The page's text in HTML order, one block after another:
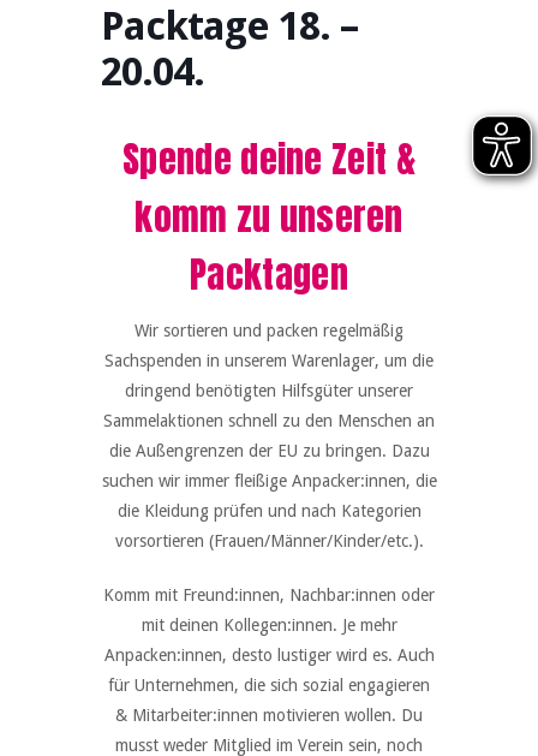
Packtage 18. –
20.04.
Spende deine Zeit &
komm zu unseren
Packtagen
Wir sortieren und packen regelmäßig
Sachspenden in unserem Warenlager, um die
dringend benötigten Hilfsgüter unserer
Sammelaktionen schnell zu den Menschen an
die Außengrenzen der EU zu bringen. Dazu
suchen wir immer fleißige Anpacker:innen, die
die Kleidung prüfen und nach Kategorien
vorsortieren (Frauen/Männer/Kinder/etc.).
Komm mit Freund:innen, Nachbar:innen oder
mit deinen Kollegen:innen. Je mehr
Anpacken:innen, desto lustiger wird es. Auch
für Unternehmen, die sich sozial engagieren
& Mitarbeiter:innen motivieren wollen. Du
musst weder Mitglied im Verein sein, noch